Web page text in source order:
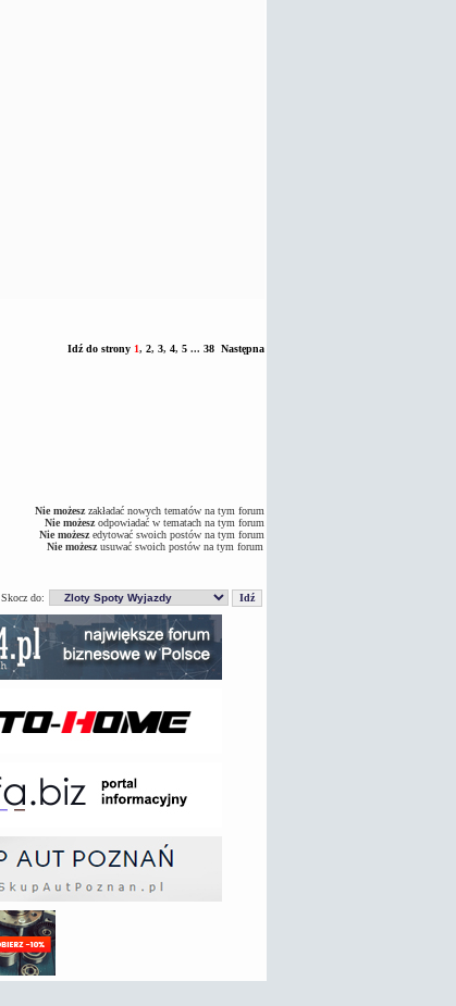
Idź do strony 1, 2, 3, 4, 5... 38 Następna
Nie możeszzakładać nowych tematów na tym forum
Nie możeszodpowiadać w tematach na tym forum
Nie możeszedytować swoich postów na tym forum
Nie możeszusuwać swoich postów na tym forum
Skocz do: